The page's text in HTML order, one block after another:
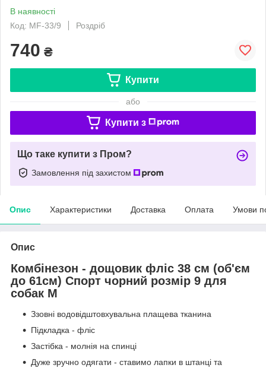
В наявності
Код: MF-33/9
Роздріб
740 ₴
Купити
або
Купити з
Що таке купити з Пром?
Замовлення під захистом
Опис Характеристики Доставка Оплата Умови
Опис
Комбінезон - дощовик фліс 38 см (об'єм
до 61см) Спорт чорний розмір 9 для
собак M
Ззовні водовідштовхувальна плащева тканина
Підкладка - фліс
Застібка - молнія на спинці
Дуже зручно одягати - ставимо лапки в штанці та